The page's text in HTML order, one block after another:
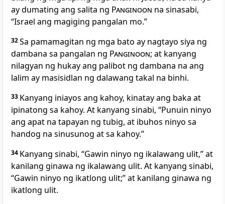
ay dumating ang salita ng Panginoon na sinasabi,
“Israel ang magiging pangalan mo.”
32Sa pamamagitan ng mga bato ay nagtayo siya ng
dambana sa pangalan ng Panginoon; at kanyang
nilagyan ng hukay ang palibot ng dambana na ang
lalim ay masisidlan ng dalawang takal na binhi.
33 Kanyang iniayos ang kahoy, kinatay ang baka at
ipinatong sa kahoy. At kanyang sinabi, “Punuin ninyo
ang apat na tapayan ng tubig, at ibuhos ninyo sa
handog na sinusunog at sa kahoy.”
34 Kanyang sinabi, “Gawin ninyo ng ikalawang ulit,” at
kanilang ginawa ng ikalawang ulit. At kanyang sinabi,
“Gawin ninyo ng ikatlong ulit;” at kanilang ginawa ng
ikatlong ulit.